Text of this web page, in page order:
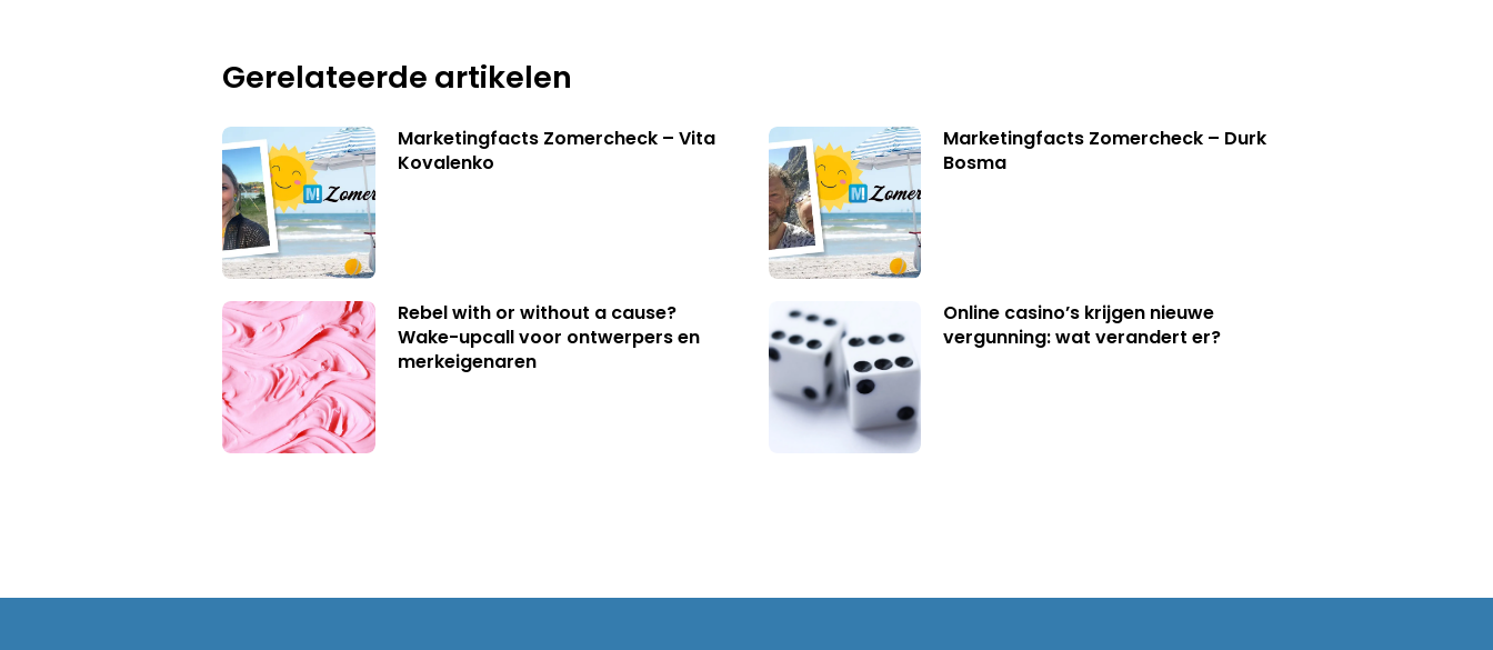
Gerelateerde artikelen
Marketingfacts Zomercheck – Vita
Kovalenko
Marketingfacts Zomercheck – Durk
Bosma
Rebel with or without a cause?
Wake-upcall voor ontwerpers en
merkeigenaren
Online casino’s krijgen nieuwe
vergunning: wat verandert er?